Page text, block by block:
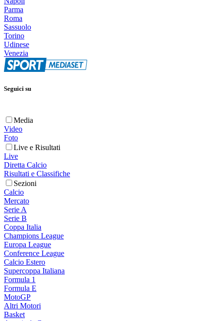
Parma
Roma
Sassuolo
Torino
Udinese
Venezia
Seguici su
Media
Video
Foto
Live e Risultati
Live
Diretta Calcio
Risultati e Classifiche
Sezioni
Calcio
Mercato
Serie A
Serie B
Coppa Italia
Champions League
Europa League
Conference League
Calcio Estero
Supercoppa Italiana
Formula 1
Formula E
MotoGP
Altri Motori
Basket